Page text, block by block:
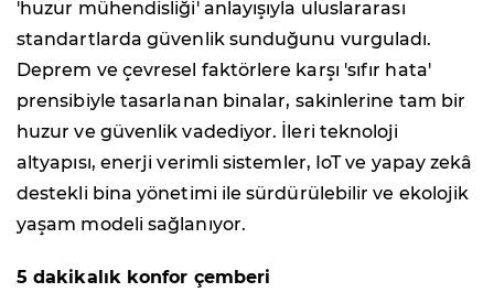
'huzur mühendisliği' anlayışıyla uluslararası
standartlarda güvenlik sunduğunu vurguladı.
Deprem ve çevresel faktörlere karşı 'sıfır hata'
prensibiyle tasarlanan binalar, sakinlerine tam bir
huzur ve güvenlik vadediyor. İleri teknoloji
altyapısı, enerji verimli sistemler, IoT ve yapay zekâ
destekli bina yönetimi ile sürdürülebilir ve ekolojik
yaşam modeli sağlanıyor.
5 dakikalık konfor çemberi